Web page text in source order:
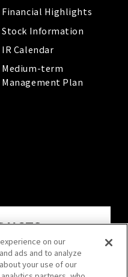
Financial Highlights
Stock Information
IR Calendar
Medium-term
Management Plan
on our
ads and to analyze
your use of our